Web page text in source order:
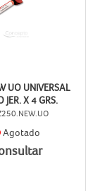
UO UNIVERSAL
JER. X 4 GRS.
Agotado